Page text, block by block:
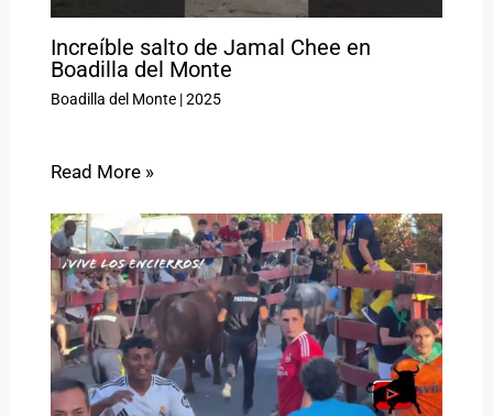
Increíble salto de Jamal Chee en
Boadilla del Monte
Boadilla del Monte|2025
Read More »